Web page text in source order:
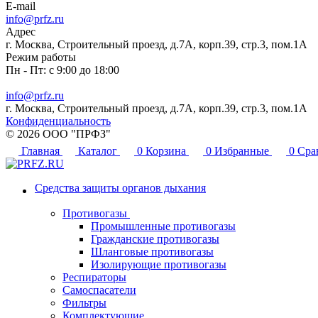
E-mail
info@prfz.ru
Адрес
г. Москва, Строительный проезд, д.7А, корп.39, стр.3, пом.1А
Режим работы
Пн - Пт: с 9:00 до 18:00
info@prfz.ru
г. Москва, Строительный проезд, д.7А, корп.39, стр.3, пом.1А
Конфиденциальность
© 2026 ООО "ПРФЗ"
Главная
Каталог 0 Корзина 0 Избранные 0
Средства защиты органов дыхания
Противогазы
Промышленные противогазы
Гражданские противогазы
Шланговые противогазы
Изолирующие противогазы
Респираторы
Самоспасатели
Фильтры